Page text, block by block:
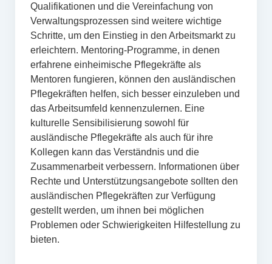
Qualifikationen und die Vereinfachung von
Verwaltungsprozessen sind weitere wichtige
Schritte, um den Einstieg in den Arbeitsmarkt zu
erleichtern. Mentoring-Programme, in denen
erfahrene einheimische Pflegekräfte als
Mentoren fungieren, können den ausländischen
Pflegekräften helfen, sich besser einzuleben und
das Arbeitsumfeld kennenzulernen. Eine
kulturelle Sensibilisierung sowohl für
ausländische Pflegekräfte als auch für ihre
Kollegen kann das Verständnis und die
Zusammenarbeit verbessern. Informationen über
Rechte und Unterstützungsangebote sollten den
ausländischen Pflegekräften zur Verfügung
gestellt werden, um ihnen bei möglichen
Problemen oder Schwierigkeiten Hilfestellung zu
bieten.